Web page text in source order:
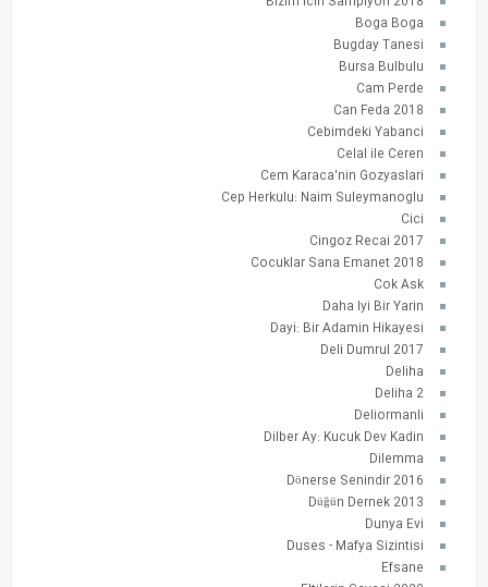
Boga Boga
Bugday Tanesi
Bursa Bulbulu
Cam Perde
Can Feda 2018
Cebimdeki Yabanci
Celal ile Ceren
Cem Karaca'nin Gozyaslari
Cep Herkulu: Naim Suleymanoglu
Cici
Cingoz Recai 2017
Cocuklar Sana Emanet 2018
Cok Ask
Daha Iyi Bir Yarin
Dayi: Bir Adamin Hikayesi
Deli Dumrul 2017
Deliha
Deliha 2
Deliormanli
Dilber Ay: Kucuk Dev Kadin
Dilemma
Dönerse Senindir 2016
Düğün Dernek 2013
Dunya Evi
Duses - Mafya Sizintisi
Efsane